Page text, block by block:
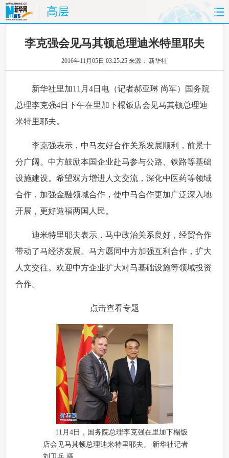
高层
首页 时政 国际 财经
体育 人事
时尚 思客 地方 法治
港澳
科技 能源 房产 公司
图片 视频 彩票 食品
旅游 健康 信息化 数据
富媒体 摄影 新华广播
新华电视中文 新华电视英文 返回PC
李克强会见马其顿总理迪米特里耶夫
2016年11月05日 03:25:25来源： 新华社
新华社里加11月4日电（记者郝亚琳 尚军）国务院
总理李克强4日下午在里加下榻饭店会见马其顿总理迪
米特里耶夫。
李克强表示，中马友好合作关系发展顺利，前景十
分广阔。中方鼓励本国企业赴马参与公路、铁路等基础
设施建设。希望双方增进人文交流，深化中医药等领域
合作，加强金融领域合作，使中马合作更加广泛深入地
开展，更好造福两国人民。
迪米特里耶夫表示，马中政治关系良好，经贸合作
带动了马经济发展。马方愿同中方加强互利合作，扩大
人文交往。欢迎中方企业扩大对马基础设施等领域投资
合作。
点击查看专题
11月4日，国务院总理李克强在里加下榻饭
店会见马其顿总理迪米特里耶夫。 新华社记者